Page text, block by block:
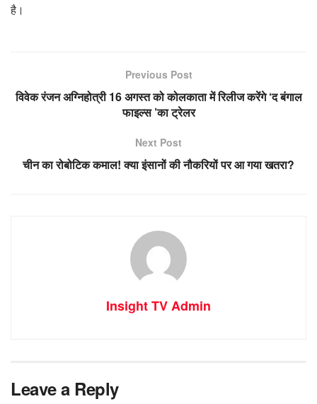
है।
Previous Post
विवेक रंजन अग्निहोत्री 16 अगस्त को कोलकाता में रिलीज करेंगे ‘द बंगाल
फाइल्स ’का ट्रेलर
Next Post
चीन का रोबोटिक कमाल! क्या इंसानों की नौकरियों पर आ गया खतरा?
Insight TV Admin
Leave a Reply